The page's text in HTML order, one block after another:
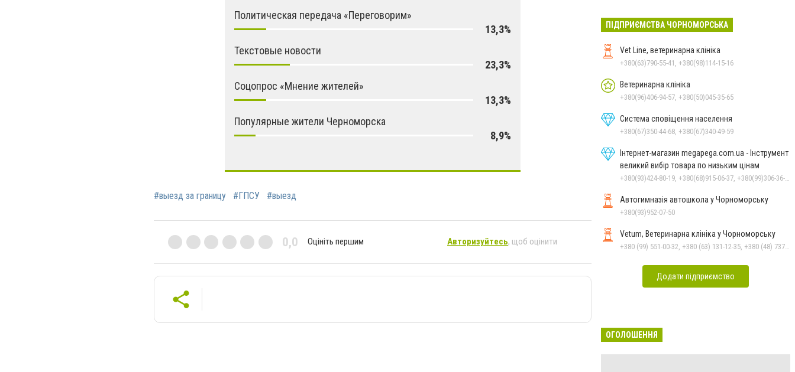
Политическая передача «Переговорим»
13,3%
Текстовые новости
23,3%
Соцопрос «Мнение жителей»
13,3%
Популярные жители Черноморска
8,9%
#выезд за границу #ГПСУ #выезд
0,0 Оцініть першим Авторизуйтесь, щоб оцінити
ПІДПРИЄМСТВА ЧОРНОМОРСЬКА
Vet Line, ветеринарна клініка
+380(63)790-55-41, +380(98)114-15-16
Ветеринарна клініка
+380(96)406-94-57, +380(50)045-35-65
Система сповіщення населення
+380(67)350-44-68, +380(67)340-49-59
Інтернет-магазин megapega.com.ua - Інструмент
великий вибір товара по низьким цінам
Автогимназія автошкола у Чорноморську
+380(93)952-07-50
Vetum, Ветеринарна клініка у Чорноморську
Додати підприємство
ОГОЛОШЕННЯ